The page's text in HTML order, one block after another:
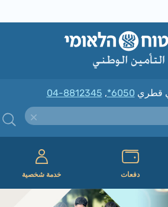
قطري*6050
,
04-8812345
دفعات خدمة شخصية